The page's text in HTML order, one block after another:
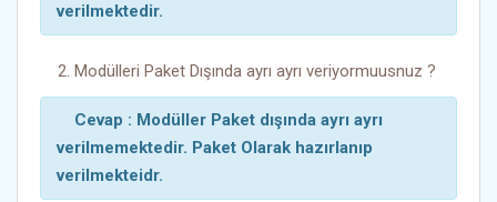
verilmektedir.
2. Modülleri Paket Dışında ayrı ayrı veriyormuusnuz ?
Cevap : Modüller Paket dışında ayrı ayrı
verilmemektedir. Paket Olarak hazırlanıp
verilmekteidr.